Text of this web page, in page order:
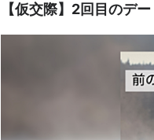
【仮交際】2回目のデ